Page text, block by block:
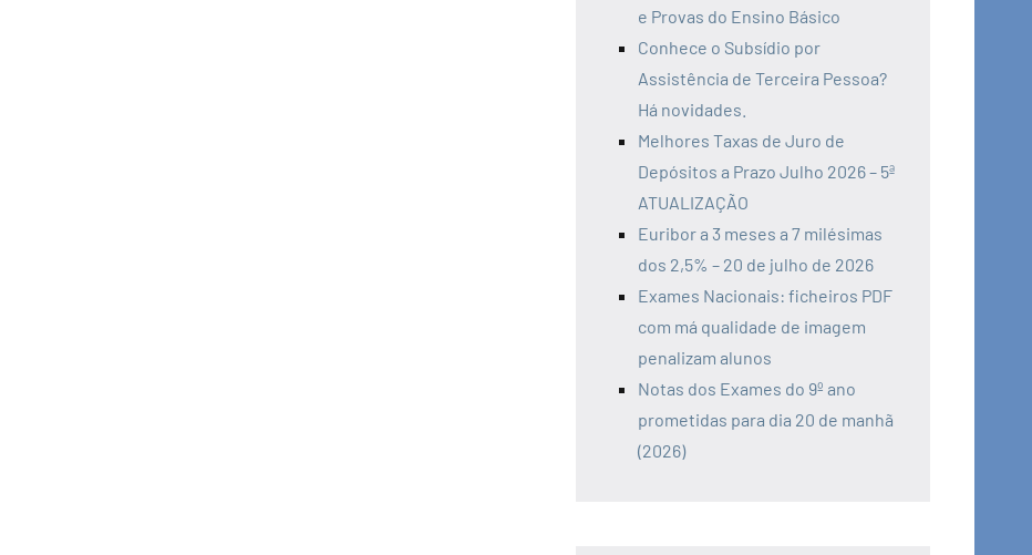
e Provas do Ensino Básico
Conhece o Subsídio por
Assistência de Terceira Pessoa?
Há novidades.
Melhores Taxas de Juro de
Depósitos a Prazo Julho 2026 – 5ª
ATUALIZAÇÃO
Euribor a 3 meses a 7 milésimas
dos 2,5% – 20 de julho de 2026
Exames Nacionais: ficheiros PDF
com má qualidade de imagem
penalizam alunos
Notas dos Exames do 9º ano
prometidas para dia 20 de manhã
(2026)